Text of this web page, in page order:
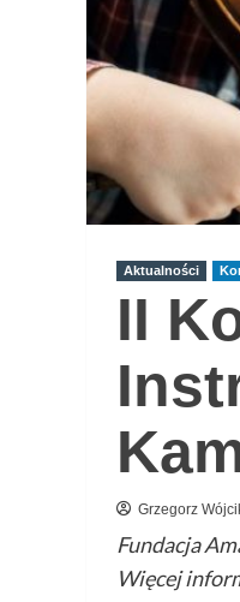
Aktualności
II
Grzegorz
Fundacja
Więcej